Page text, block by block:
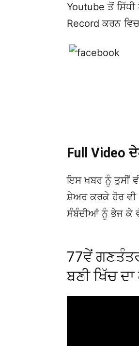
Youtube ਤੋਂ
Record ਕਰਨ
Full Video
ਇਸ ਖ਼ਬਰ ਨੂੰ ਤੁਸੀਂ
ਸ਼ੇਅਰ ਕਰਕੇ ਹੋਰ ਵੀ
ਸੰਬੰਦੀਆਂ ਨੂੰ ਭੇਜ ਕੇ
77ਵੇਂ
ਬਣੀ ਖਿੱਚ